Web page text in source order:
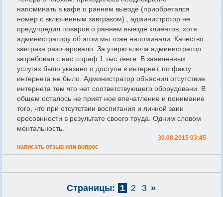
напоминать в кафе о раннем выезде (приобретался
номер с включенным завтраком)., администрстор не
предупредил поваров о раннем выезде клиентов, хотя
администратору об этом мы тоже напоминали. Качество
завтрака разочаровало. За утерю ключа администратор
затребовал с нас штраф 1 тыс тенге. В заявленных
услугах было указано о доступе в интернет, по факту
интернета не было. Администратор объяснил отсутствие
интернета тем что нет соответствующего оборудовани. В
общем осталось не прият ное впечатление и понимание
того, что при отсутствии воспитания и личной заин
ересовнности в результате своего труда. Одним словом
ментальность.
30.08.2015 03:45
написать отзыв или вопрос
Страницы: 1 2 3 »